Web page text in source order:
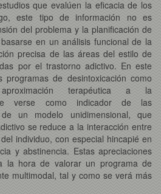
que evalúen la eficacia de los
este tipo de información no es
del problema y la planificación de
en un análisis funcional de la
precisa de las áreas del estilo de
por el trastorno adictivo. En este
de desintoxicación como
terapéutica a la
verse como indicador de las
un modelo unidimensional, que
se reduce a la interacción entre
individuo, con especial hincapié en
y abstinencia. Estas apreciaciones
la hora de valorar un programa de
multimodal, tal y como se verá más